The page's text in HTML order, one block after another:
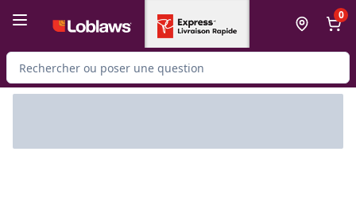
0
Rechercher des produits